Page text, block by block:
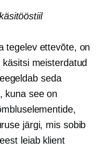
tegelev ettevõte, on
käsitsi meisterdatud
seda
kuna see on
järgi, mis sobib
leiab klient